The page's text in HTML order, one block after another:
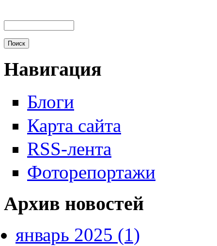
Навигация
Блоги
Карта сайта
RSS-лента
Фоторепортажи
Архив новостей
январь 2025 (1)